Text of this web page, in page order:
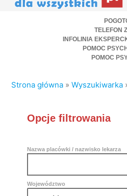
TELEFON
INFOLINIA
POMOC
POMOC
Strona główna »Wyszukiwarka
Opcje filtrowania
Nazwa placówki / nazwisko lekarza
Województwo